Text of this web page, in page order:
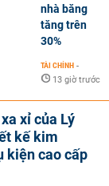
nhà băng
tăng trên
30%
TÀI CHÍNH -
13 giờ trước
xỉ của Lý
kế kim
kiện cao cấp